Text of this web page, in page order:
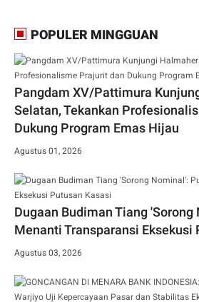
POPULER MINGGUAN
Pangdam XV/Pattimura
Selatan, Tekankan
Dukung Program Emas Hijau
Agustus 01, 2026
Dugaan Budiman Tiang
Menanti Transparansi Eksekusi
Agustus 03, 2026